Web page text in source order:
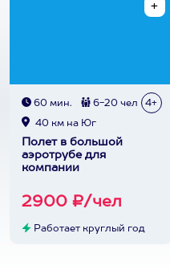
60 мин. 6-20 чел 4+
40 км на Юг
Полет в большой
аэротрубе для
компании
2900 ₽/чел
Работает круглый год